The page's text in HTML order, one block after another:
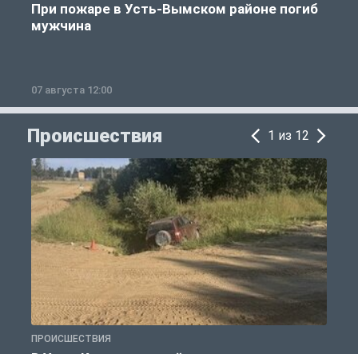
При пожаре в Усть-Вымском районе погиб
мужчина
07 августа 12:00
Происшествия 1 из 12
ПРОИСШЕСТВИЯ